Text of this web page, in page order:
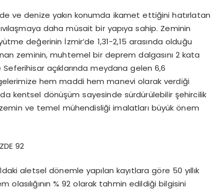
ve denize yakın konumda ikamet ettiğini hatırlatan
daha müsait bir yapıya sahip. Zeminin
değerinin İzmir’de 1,31-2,15 arasında olduğu
zeminin, muhtemel bir deprem dalgasını 2 kata
açıklarında meydana gelen 6,6
hem maddi hem manevi olarak verdiği
kentsel dönüşüm sayesinde sürdürülebilir şehircilik
zemin ve temel mühendisliği imalatları büyük önem
92
aletsel dönemle yapılan kayıtlara göre 50 yıllık
% 92 olarak tahmin edildiği bilgisini